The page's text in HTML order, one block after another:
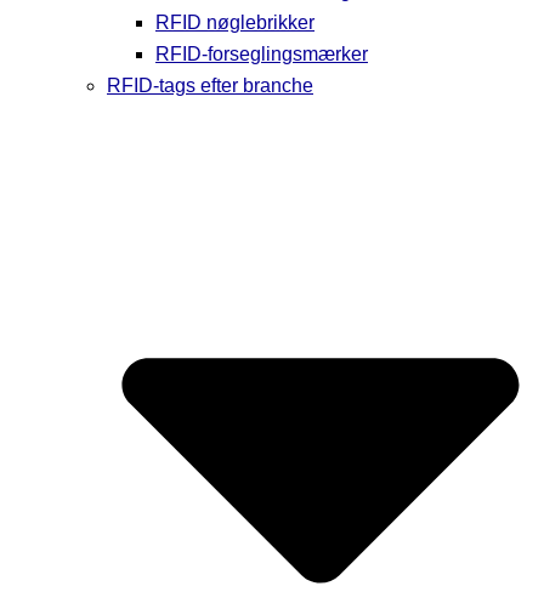
RFID nøglebrikker
RFID-forseglingsmærker
RFID-tags efter branche